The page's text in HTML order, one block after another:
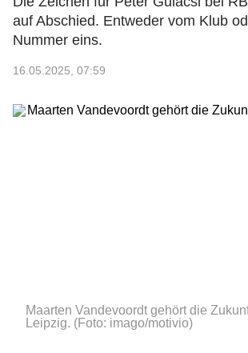
auf Abschied. Entweder vom Klub
Nummer eins.
16.05.2025, 07:59
Maarten Vandevoordt gehört die
Leipzig. (Foto: imago/motivio)